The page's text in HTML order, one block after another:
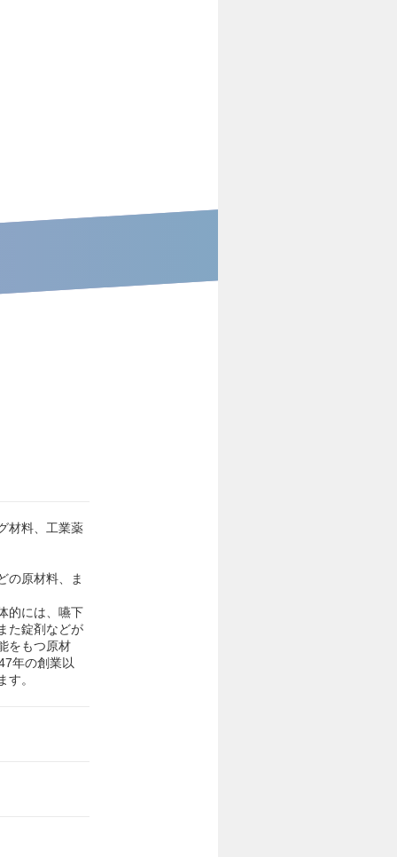
材料、工業薬
の原材料、ま
的には、嚥下
た錠剤などが
をもつ原材
年の創業以
。